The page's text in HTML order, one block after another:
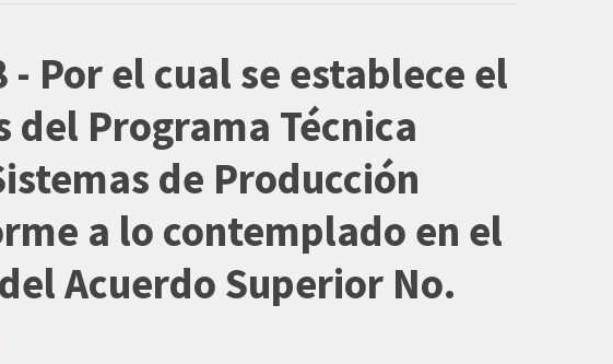
- Por el cual se establece el
del Programa Técnica
de Producción
a lo contemplado en el
Acuerdo Superior No.